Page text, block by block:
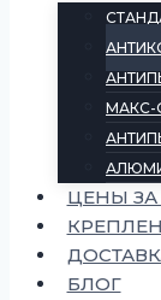
МАКС-
ЦЕНЫ
БЛОГ